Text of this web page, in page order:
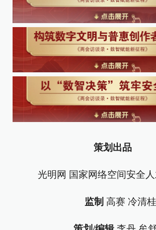
策划出品
光明网 国家网络空间安全
监制 高赛 冷清桂